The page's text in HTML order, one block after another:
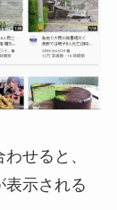
せると、
表示される